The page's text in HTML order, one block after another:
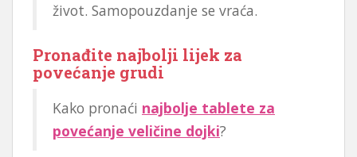
život. Samopouzdanje se vraća.
Pronađite najbolji lijek za
povećanje grudi
Kako pronaći najbolje tablete za
povećanje veličine dojki?